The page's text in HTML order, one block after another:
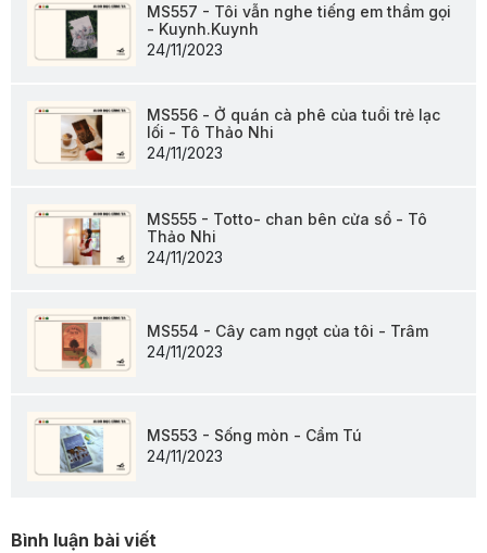
MS557 - Tôi vẫn nghe tiếng em thầm gọi
- Kuynh.Kuynh
24/11/2023
MS556 - Ở quán cà phê của tuổi trẻ lạc
lối - Tô Thảo Nhi
24/11/2023
MS555 - Totto- chan bên cửa sổ - Tô
Thảo Nhi
24/11/2023
MS554 - Cây cam ngọt của tôi - Trâm
24/11/2023
MS553 - Sống mòn - Cẩm Tú
24/11/2023
Bình luận bài viết